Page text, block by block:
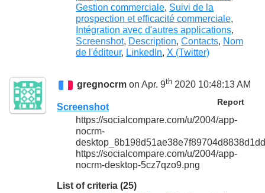
Gestion commerciale, Suivi de la
prospection et efficacité commerciale,
Intégration avec d'autres applications,
Screenshot, Description, Contacts, Nom
de l'éditeur, LinkedIn, X (Twitter)
gregnocrm on Apr. 9th 2020 10:48:13 AM
Report
Screenshot
https://socialcompare.com/u/2004/app-
nocrm-
https://socialcompare.com/u/2004/app-
nocrm-desktop-5cz7qzo9.png
List of criteria (25)